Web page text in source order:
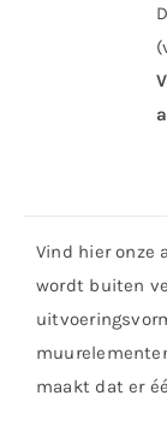
Vind hier onze
wordt buiten
maakt dat er